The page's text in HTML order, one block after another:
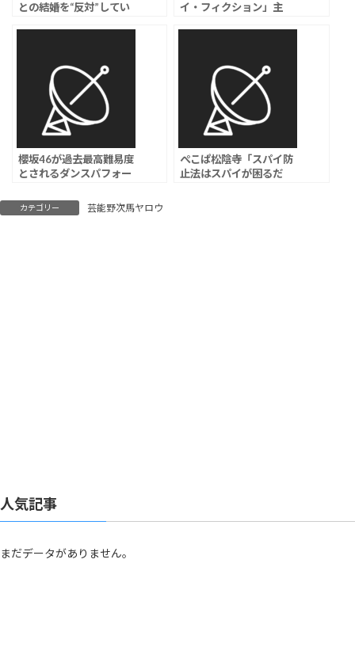
との結婚を“反対”してい
イ・フィクション」主
櫻坂46が過去最高難易度
とされるダンスパフォー
ンターは森田ひかるで、
激しい振付と完成度の高
ぺこぱ松陰寺「スパイ防
止法はスパイが困るだ
カテゴリー 芸能野次馬ヤロウ
人気記事
まだデータがありません。